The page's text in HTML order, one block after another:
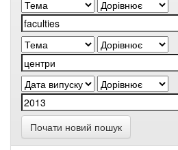
Почати новий пошук